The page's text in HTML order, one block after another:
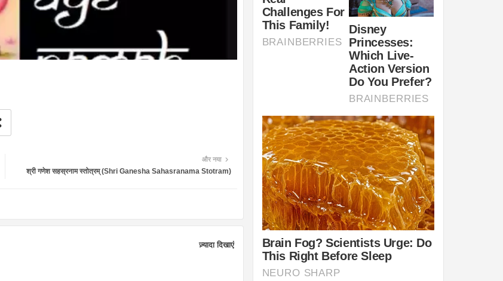
और नया
श्री गणेश सहस्रनाम स्तोत्रम् (Shri Ganesha Sahasranama Stotram)
ज़्यादा दिखाएं